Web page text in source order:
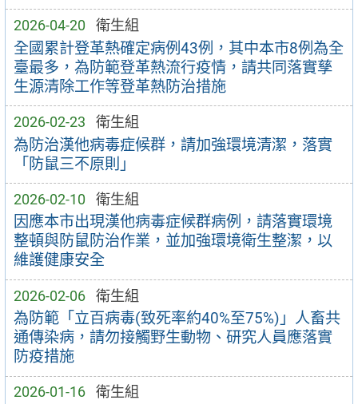
2026-04-20 衛生組
全國累計登革熱確定病例43例，其中本市8例為全
臺最多，為防範登革熱流行疫情，請共同落實孳
生源清除工作等登革熱防治措施
2026-02-23 衛生組
為防治漢他病毒症候群，請加強環境清潔，落實
「防鼠三不原則」
2026-02-10 衛生組
因應本市出現漢他病毒症候群病例，請落實環境
整頓與防鼠防治作業，並加強環境衛生整潔，以
維護健康安全
2026-02-06 衛生組
為防範「立百病毒(致死率約40%至75%)」人畜共
通傳染病，請勿接觸野生動物、研究人員應落實
防疫措施
2026-01-16 衛生組